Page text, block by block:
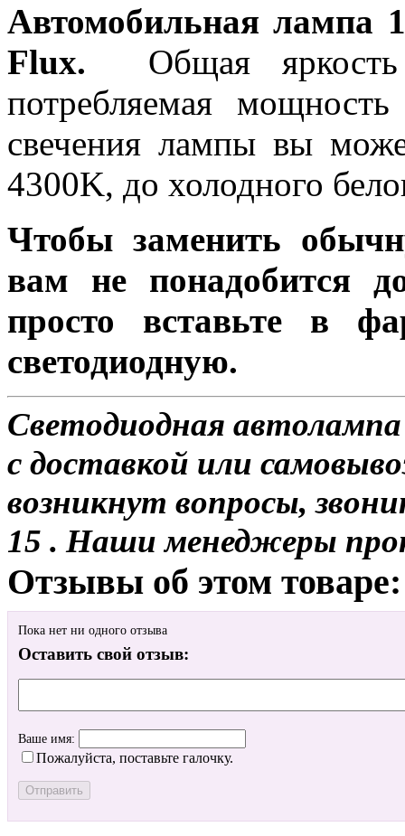
Автомобильная лампа
Flux.
Общая
потребляемая
свечения лампы вы
4300K, до холодного
Чтобы заменить
вам не понадобится
просто вставьте в
светодиодную.
Светодиодная
с доставкой или
возникнут вопросы,
15 . Наши менеджеры
Отзывы об этом товаре:
Пока нет ни одного отзыва
Оставить свой отзыв:
Ваше имя:
Пожалуйста, поставьте галочку.